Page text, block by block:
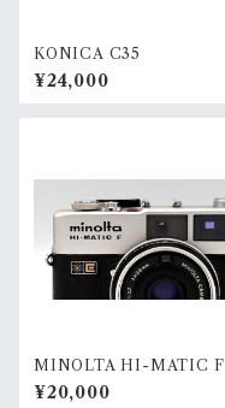
KONICA C35
¥24,000
MINOLTA HI-MATIC F
¥20,000